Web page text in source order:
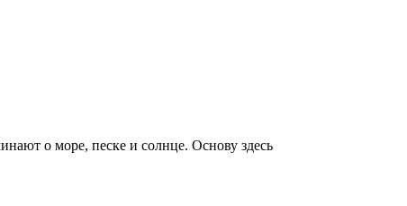
о море, песке и солнце. Основу здесь